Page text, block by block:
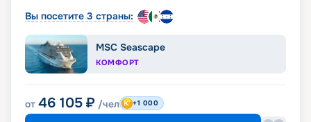
Вы посетите 3 страны:
MSC Seascape
КОМФОРТ
от 46 105 ₽ /чел +1 000